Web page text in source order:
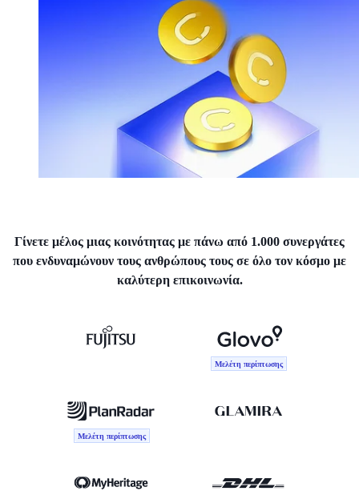
Γίνετε μέλος μιας κοινότητας με πάνω από 1.000 συνεργάτες
που ενδυναμώνουν τους ανθρώπους τους σε όλο τον κόσμο με
καλύτερη επικοινωνία.
Μελέτη περίπτωσης
Μελέτη περίπτωσης